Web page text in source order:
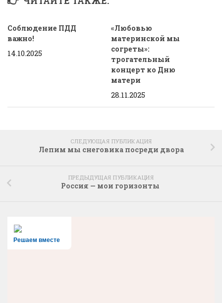
Соблюдение ПДД
важно!
14.10.2025
«Любовью
материнской мы
согреты»:
трогательный
концерт ко Дню
матери
28.11.2025
СЛЕДУЮЩАЯ ПУБЛИКАЦИЯ
Лепим мы снеговика посреди двора
ПРЕДЫДУЩАЯ ПУБЛИКАЦИЯ
Россия — мои горизонты
Решаем вместе